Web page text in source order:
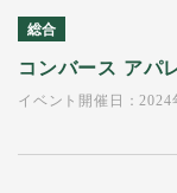
総合
コンバース アパ
イベント開催日：